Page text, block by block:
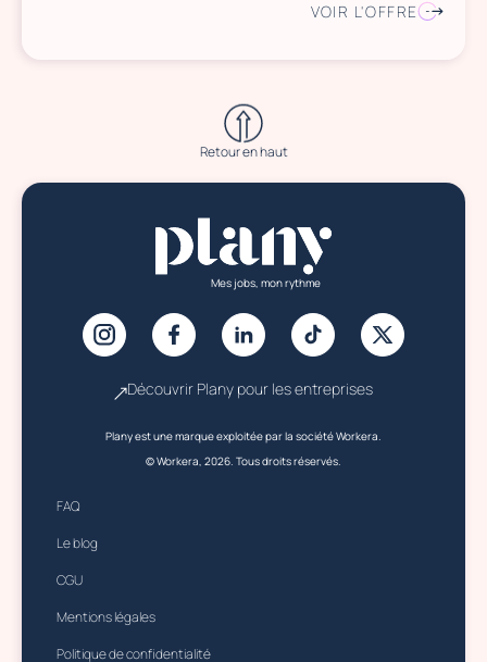
VOIR L'OFFRE
Retour en haut
Mes jobs, mon rythme
Découvrir Plany pour les entreprises
Plany est une marque exploitée par la société Workera.
© Workera, 2026. Tous droits réservés.
FAQ
Le blog
CGU
Mentions légales
Politique de confidentialité